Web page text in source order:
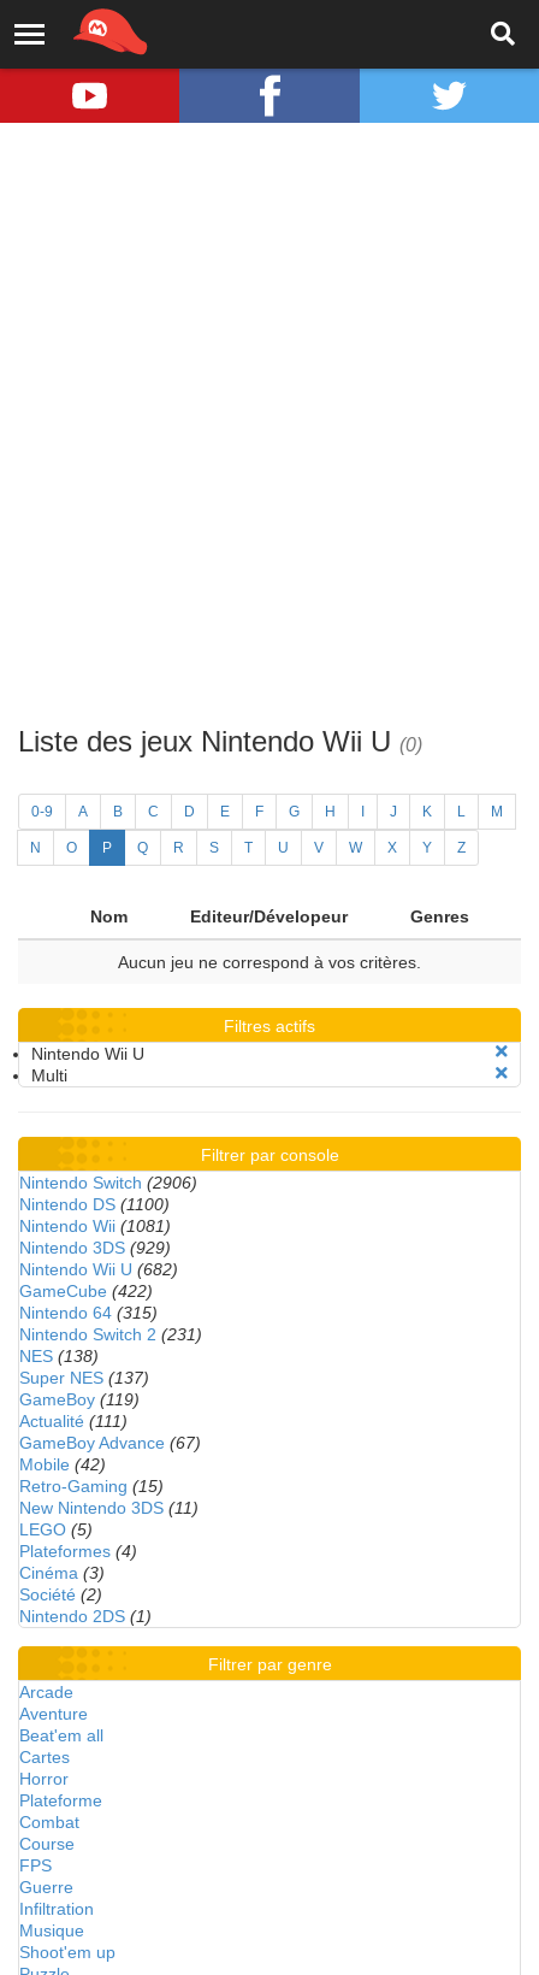
Liste des jeux Nintendo Wii U (0)
0-9 A B C D E F G H J K L M
N O P Q R S T U V W X Y Z
Nom Editeur/Dévelopeur Genres
Aucun jeu ne correspond à vos critères.
Filtres actifs
Nintendo Wii U
Multi
Filtrer par console
Nintendo Switch (2906)
Nintendo DS (1100)
Nintendo Wii (1081)
Nintendo 3DS (929)
Nintendo Wii U (682)
GameCube (422)
Nintendo 64 (315)
Nintendo Switch 2 (231)
NES (138)
Super NES (137)
GameBoy (119)
Actualité (111)
GameBoy Advance (67)
Mobile (42)
Retro-Gaming (15)
New Nintendo 3DS (11)
LEGO (5)
Plateformes (4)
Cinéma (3)
Société (2)
Nintendo 2DS (1)
Filtrer par genre
Arcade
Aventure
Beat'em all
Cartes
Horror
Plateforme
Combat
Course
FPS
Guerre
Infiltration
Musique
Shoot'em up